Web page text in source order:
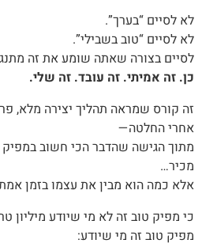
לא לסיים “בערך”.
לא לסיים “טוב בשבילי”.
לסיים בצורה שאתה שומע את זה
כן. זה אמיתי. זה עובד. זה שלי.
זה קורס שמראה תהליך יצירה מלא,
אחרי החלטה—
מתוך הגישה שהדבר הכי חשוב במפיק
מכיר…
אלא כמה הוא מבין את עצמו בזמן
כי מפיק טוב זה לא מי שיודע מיליון
מפיק טוב זה מי שיודע: